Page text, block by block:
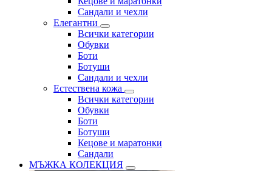
Сандали и чехли
Елегантни
Всички категории
Обувки
Боти
Ботуши
Сандали и чехли
Естествена кожа
Всички категории
Обувки
Боти
Ботуши
Кецове и маратонки
Сандали
МЪЖКА КОЛЕКЦИЯ